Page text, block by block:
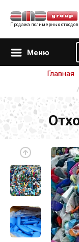
Продажа полимерных отходов
Меню
Главная